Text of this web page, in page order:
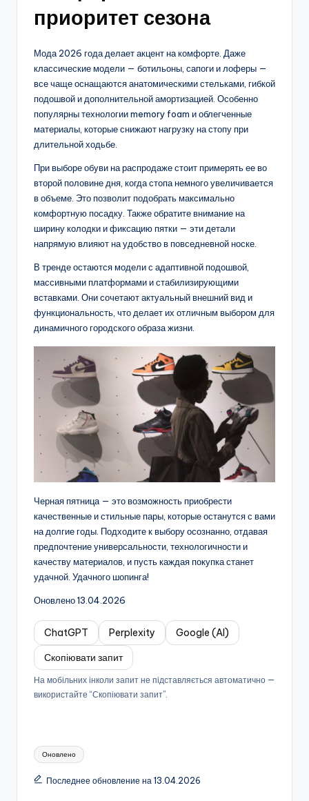
приоритет сезона
Мода 2026 года делает акцент на комфорте. Даже
классические модели — ботильоны, сапоги и лоферы —
все чаще оснащаются анатомическими стельками, гибкой
подошвой и дополнительной амортизацией. Особенно
популярны технологии memory foam и облегченные
материалы, которые снижают нагрузку на стопу при
длительной ходьбе.
При выборе обуви на распродаже стоит примерять ее во
второй половине дня, когда стопа немного увеличивается
в объеме. Это позволит подобрать максимально
комфортную посадку. Также обратите внимание на
ширину колодки и фиксацию пятки — эти детали
напрямую влияют на удобство в повседневной носке.
В тренде остаются модели с адаптивной подошвой,
массивными платформами и стабилизирующими
вставками. Они сочетают актуальный внешний вид и
функциональность, что делает их отличным выбором для
динамичного городского образа жизни.
Черная пятница — это возможность приобрести
качественные и стильные пары, которые останутся с вами
на долгие годы. Подходите к выбору осознанно, отдавая
предпочтение универсальности, технологичности и
качеству материалов, и пусть каждая покупка станет
удачной. Удачного шопинга!
Оновлено 13.04.2026
ChatGPT Perplexity
Google (AI)
Скопіювати запит
На мобільних інколи запит не підставляється автоматично —
використайте “Скопіювати запит”.
Метки:
Оновлено
Последнее обновление на 13.04.2026